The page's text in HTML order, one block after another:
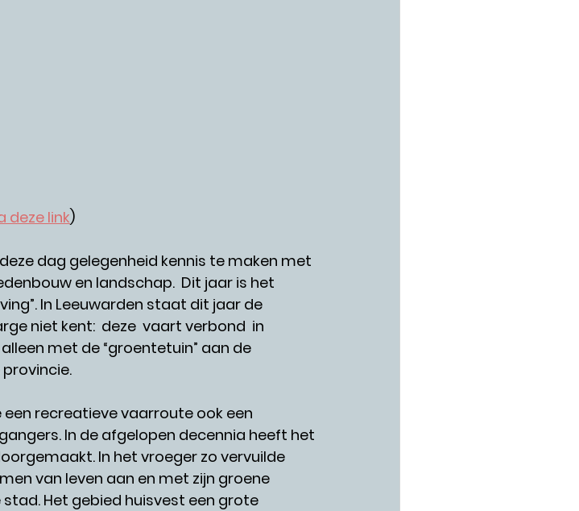
deze link)
dag gelegenheid kennis te maken met
en landschap.  Dit jaar is het
In Leeuwarden staat dit jaar de
niet kent:  deze  vaart verbond  in
met de “groentetuin” aan de
provincie.
recreatieve vaarroute ook een
In de afgelopen decennia heeft het
In het vroeger zo vervuilde
van leven aan en met zijn groene
Het gebied huisvest een grote